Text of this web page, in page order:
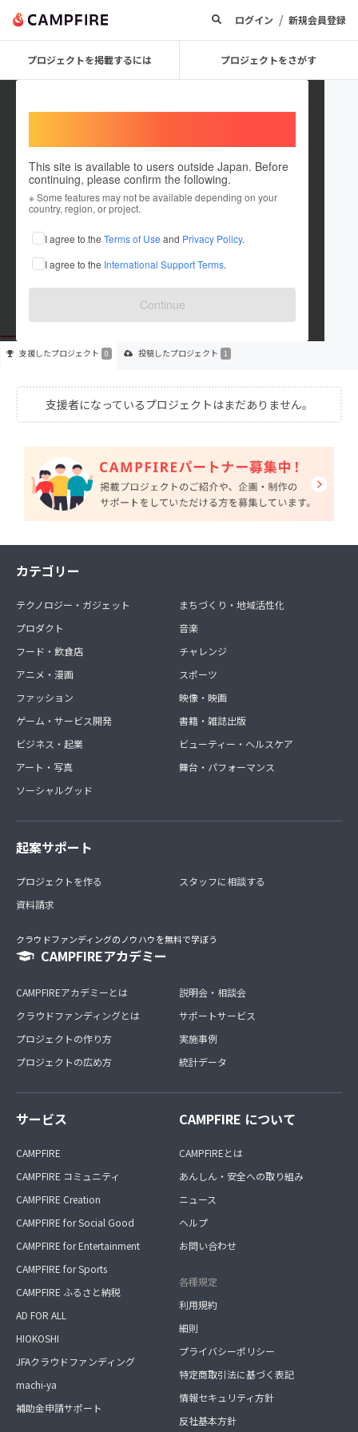
ログイン / 新規会員登録
プロジェクトを掲載するには プロジェクトをさがす
This site is available to users outside Japan. Before
continuing, please confirm the following.
※ Some features may not be available depending on your
country, region, or project.
I agree to the Terms of Use and Privacy Policy.
I agree to the International Support Terms.
Continue
huku5081
これまでに1件のプロジェクトを投稿しています
在住国：未設定
出身国：未設定
支援したプロジェクト 0 投稿したプロジェクト 1
支援者になっているプロジェクトはまだありません。
カテゴリー
テクノロジー・ガジェット
プロダクト
フード・飲食店
アニメ・漫画
ファッション
ゲーム・サービス開発
ビジネス・起業
アート・写真
ソーシャルグッド
まちづくり・地域活性化
音楽
チャレンジ
スポーツ
映像・映画
書籍・雑誌出版
ビューティー・ヘルスケア
舞台・パフォーマンス
起案サポート
プロジェクトを作る
資料請求
スタッフに相談する
クラウドファンディングのノウハウを無料で学ぼう
CAMPFIREアカデミー
CAMPFIREアカデミーとは
クラウドファンディングとは
プロジェクトの作り方
プロジェクトの広め方
説明会・相談会
サポートサービス
実施事例
統計データ
サービス
CAMPFIRE
CAMPFIRE コミュニティ
CAMPFIRE Creation
CAMPFIRE for Social Good
CAMPFIRE for Entertainment
CAMPFIRE for Sports
CAMPFIRE ふるさと納税
AD FOR ALL
HIOKOSHI
JFAクラウドファンディング
machi-ya
補助金申請サポート
CAMPFIRE について
CAMPFIREとは
あんしん・安全への取り組み
ニュース
ヘルプ
お問い合わせ
各種規定
利用規約
細則
プライバシーポリシー
特定商取引法に基づく表記
情報セキュリティ方針
反社基本方針